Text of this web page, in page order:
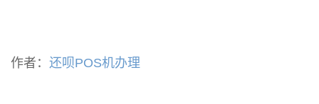
作者： 还呗POS机办理